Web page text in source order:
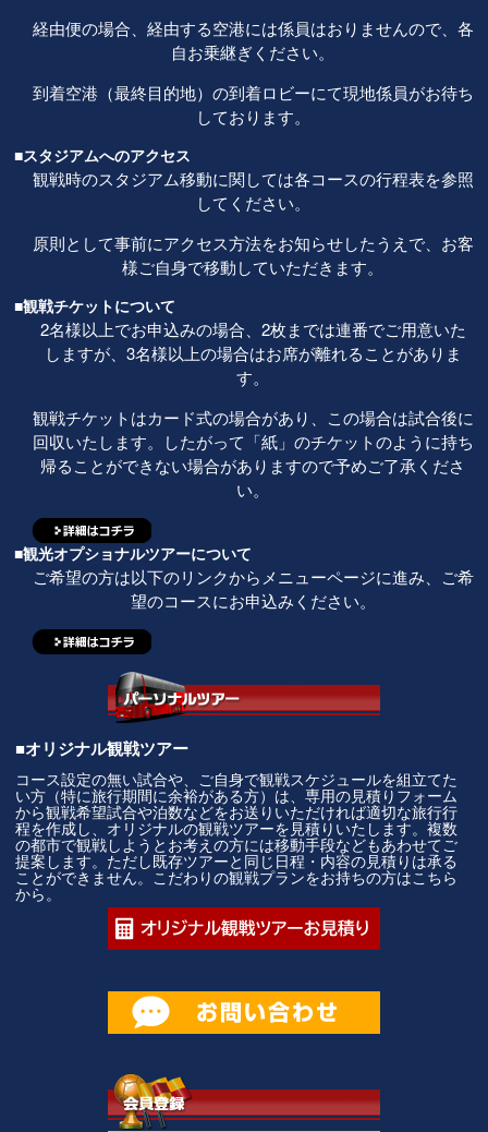
経由便の場合、経由する空港には係員はおりませんので、各
自お乗継ぎください。
到着空港（最終目的地）の到着ロビーにて現地係員がお待ち
しております。
■スタジアムへのアクセス
観戦時のスタジアム移動に関しては各コースの行程表を参照
してください。
原則として事前にアクセス方法をお知らせしたうえで、お客
様ご自身で移動していただきます。
■観戦チケットについて
2名様以上でお申込みの場合、2枚までは連番でご用意いた
しますが、3名様以上の場合はお席が離れることがありま
す。
観戦チケットはカード式の場合があり、この場合は試合後に
回収いたします。したがって「紙」のチケットのように持ち
帰ることができない場合がありますので予めご了承くださ
い。
■観光オプショナルツアーについて
ご希望の方は以下のリンクからメニューページに進み、ご希
望のコースにお申込みください。
■オリジナル観戦ツアー
コース設定の無い試合や、ご自身で観戦スケジュールを組立てた
い方（特に旅行期間に余裕がある方）は、専用の見積りフォーム
から観戦希望試合や泊数などをお送りいただければ適切な旅行行
程を作成し、オリジナルの観戦ツアーを見積りいたします。複数
の都市で観戦しようとお考えの方には移動手段などもあわせてご
提案します。ただし既存ツアーと同じ日程・内容の見積りは承る
ことができません。こだわりの観戦プランをお持ちの方はこちら
から。